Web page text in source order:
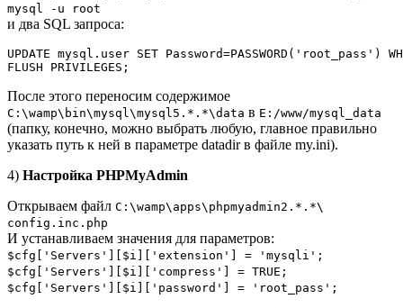
mysql -u root
и два SQL запроса:
UPDATE mysql.user SET Password=PASSWORD('root_pass')
FLUSH PRIVILEGES;
После этого переносим содержимое
C:\wamp\bin\mysql\mysql5.*.*\data в E:/www/mysql_data
(папку, конечно, можно выбрать любую, главное правильно
указать путь к ней в параметре datadir в файле my.ini).
4) Настройка PHPMyAdmin
Открываем файл C:\wamp\apps\phpmyadmin2.*.*\
config.inc.php
И устанавливаем значения для параметров:
$cfg['Servers'][$i]['extension'] = 'mysqli';
$cfg['Servers'][$i]['compress'] = TRUE;
$cfg['Servers'][$i]['password'] = 'root_pass';